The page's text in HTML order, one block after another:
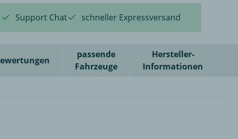
Support Chat schneller Expressversand
passende
Fahrzeuge
Hersteller-
Informationen